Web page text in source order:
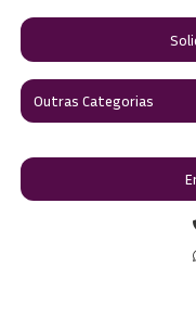
Outras Categorias